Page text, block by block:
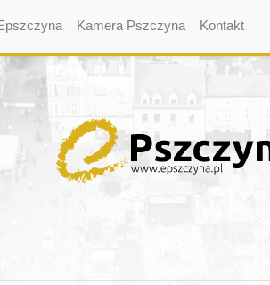
Kamera Pszczyna Kontakt